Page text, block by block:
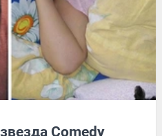
Comedy